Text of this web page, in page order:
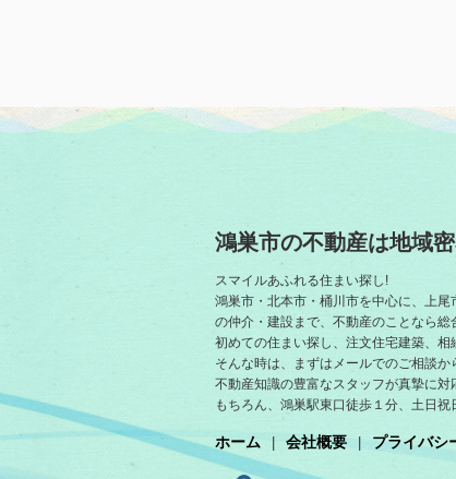
鴻巣市の不動産は地域
スマイルあふれる住まい探し!
鴻巣市・北本市・桶川市を中心に、上
の仲介・建設まで、不動産のことなら総
初めての住まい探し、注文住宅建築、
そんな時は、まずはメールでのご相談か
不動産知識の豊富なスタッフが真摯に対
もちろん、鴻巣駅東口徒歩１分、土日
ホーム 会社概要 プライバシ